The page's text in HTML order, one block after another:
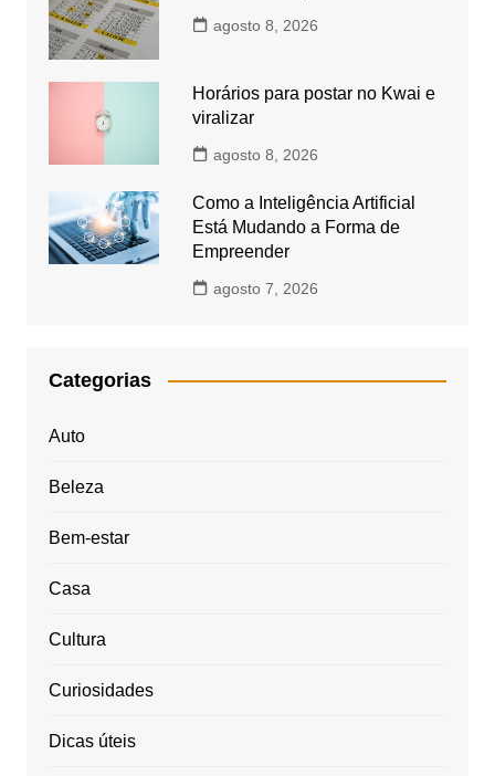
agosto 8, 2026
Horários para postar no Kwai e
viralizar
agosto 8, 2026
Como a Inteligência Artificial
Está Mudando a Forma de
Empreender
agosto 7, 2026
Categorias
Auto
Beleza
Bem-estar
Casa
Cultura
Curiosidades
Dicas úteis